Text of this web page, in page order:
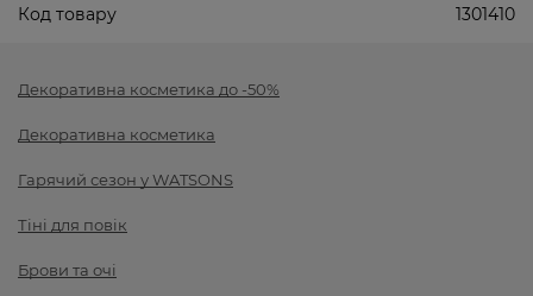
Код товару 1301410
Декоративна косметика до -50%
Декоративна косметика
Гарячий сезон у WATSONS
Тіні для повік
Брови та очі